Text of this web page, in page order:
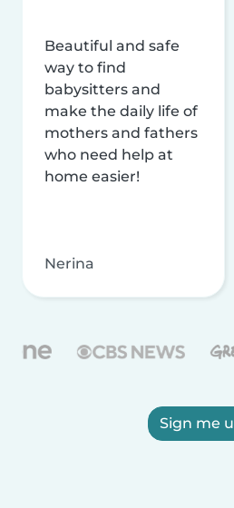
Beautiful and safe
way to find
babysitters and
make the daily life of
mothers and fathers
who need help at
home easier!
Nerina
Sign me